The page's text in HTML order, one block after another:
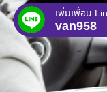
เพิ่มเพื่อน
van958